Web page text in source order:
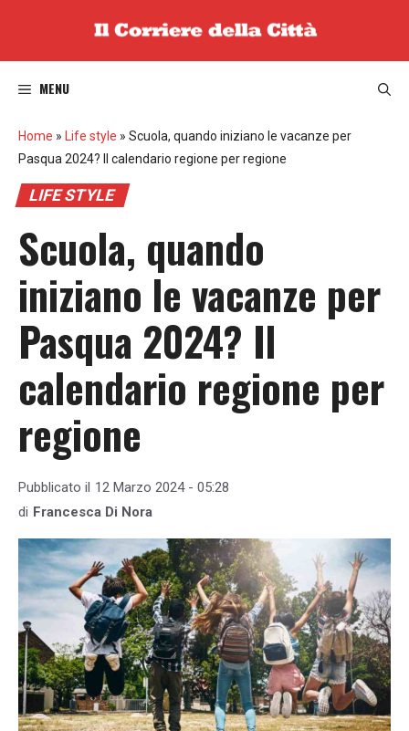
MENU
Home » Life style » Scuola, quando iniziano le vacanze per
Pasqua 2024? Il calendario regione per regione
LIFE STYLE
Scuola, quando
iniziano le vacanze per
Pasqua 2024? Il
calendario regione per
regione
Pubblicato il 12 Marzo 2024 - 05:28
di Francesca Di Nora